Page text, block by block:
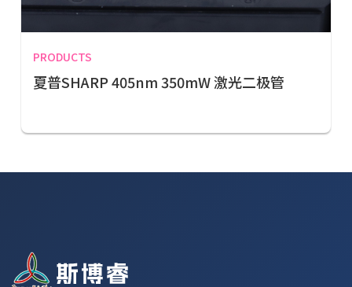
PRODUCTS
夏普SHARP 405nm 350mW 激光二极管